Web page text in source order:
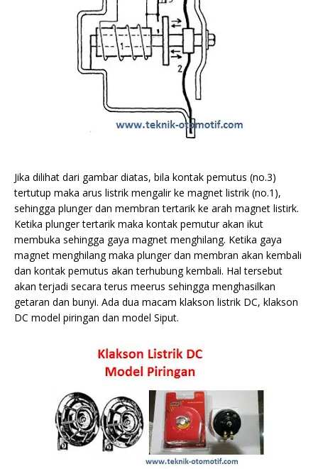
Jika dilihat dari gambar diatas, bila kontak pemutus (no.3)
tertutup maka arus listrik mengalir ke magnet listrik (no.1),
sehingga plunger dan membran tertarik ke arah magnet listirk.
Ketika plunger tertarik maka kontak pemutur akan ikut
membuka sehingga gaya magnet menghilang. Ketika gaya
magnet menghilang maka plunger dan membran akan kembali
dan kontak pemutus akan terhubung kembali. Hal tersebut
akan terjadi secara terus meerus sehingga menghasilkan
getaran dan bunyi. Ada dua macam klakson listrik DC, klakson
DC model piringan dan model Siput.